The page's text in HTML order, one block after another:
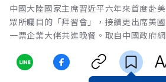
中國大陸國家主席習近平六年來首度赴
眾所矚目的「拜習會」，接續更出席美
一票企業大佬共進晚餐。取自中國政府網